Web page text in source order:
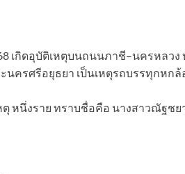
เกิดอุบัติเหตุบนถนนภาชี–นครหลว
นครศรีอยุธยา เป็นเหตุรถบรรทุกหก
หนึ่งราย ทราบชื่อคือ นางสาวณัฐชย